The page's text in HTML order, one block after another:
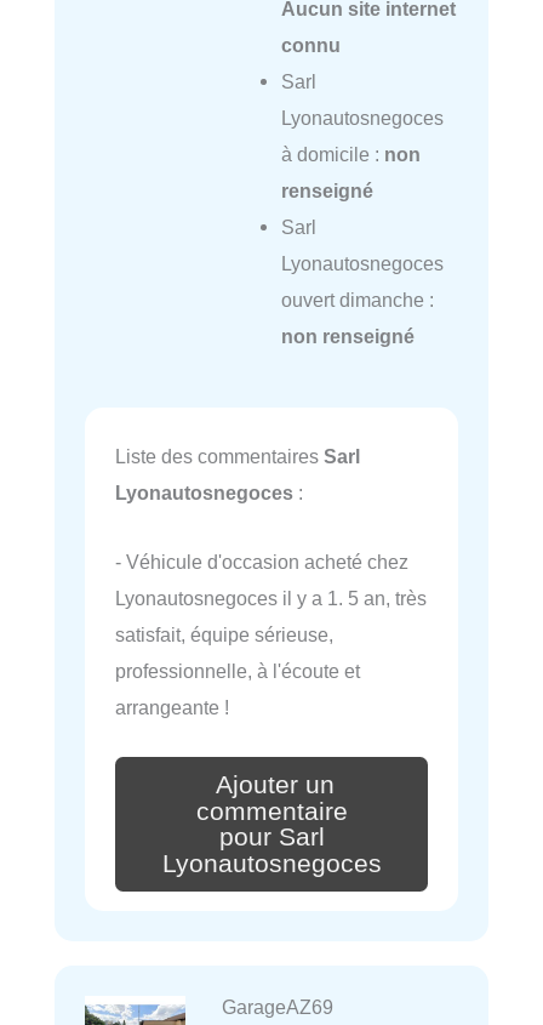
Aucun site internet
connu
Sarl
Lyonautosnegoces
à domicile : non
renseigné
Sarl
Lyonautosnegoces
ouvert dimanche :
non renseigné
Liste des commentaires Sarl
Lyonautosnegoces :
- Véhicule d'occasion acheté chez
Lyonautosnegoces il y a 1. 5 an, très
satisfait, équipe sérieuse,
professionnelle, à l'écoute et
arrangeante !
Ajouter un
commentaire
pour Sarl
Lyonautosnegoces
GarageAZ69